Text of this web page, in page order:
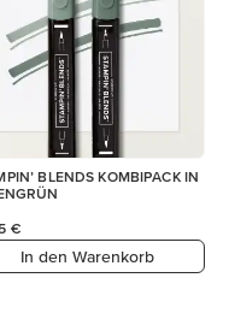
BLENDS KOMBIPACK IN
€
In den Warenkorb